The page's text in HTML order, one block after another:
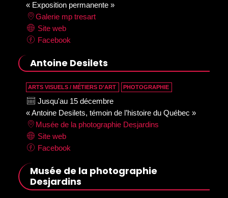
« Exposition permanente »
Galerie mp tresart
Site web
Facebook
Antoine Desilets
ARTS VISUELS / MÉTIERS D’ART PHOTOGRAPHIE
Jusqu'au 15 décembre
« Antoine Desilets, témoin de l’histoire du Québec »
Musée de la photographie Desjardins
Site web
Facebook
Musée de la photographie
Desjardins